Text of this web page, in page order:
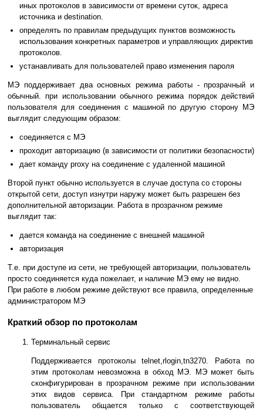
иных протоколов в зависимости от времени суток, адреса
источника и destination.
определять по правилам предыдущих пунктов возможность
использования конкретных параметров и управляющих директив
протоколов.
устанавливать для пользователей право изменения пароля
МЭ поддерживает два основных режима работы - прозрачный и
обычный. при использовании обычного режима порядок действий
пользователя для соединения с машиной по другую сторону МЭ
выглядит следующим образом:
соединяется с МЭ
проходит авторизацию (в зависимости от политики безопасности)
дает команду proxy на соединение с удаленной машиной
Второй пункт обычно используется в случае доступа со стороны
открытой сети, доступ изнутри наружу может быть разрешен без
дополнительной авторизации. Работа в прозрачном режиме
выглядит так:
дается команда на соединение с внешней машиной
авторизация
Т.е. при доступе из сети, не требующей авторизации, пользователь
просто соединяется куда пожелает, и наличие МЭ ему не видно.
При работе в любом режиме действуют все правила, определенные
администратором МЭ
Краткий обзор по протоколам
Терминальный сервис
Поддерживается протоколы telnet,rlogin,tn3270. Работа по
этим протоколам невозможна в обход МЭ. МЭ может быть
сконфигурирован в прозрачном режиме при использовании
этих видов сервиса. При стандартном режиме работы
пользователь общается только с соответствующей